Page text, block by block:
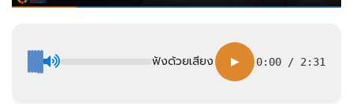
ฟังด้วยเสียง ▶ 0:00 / 2:31